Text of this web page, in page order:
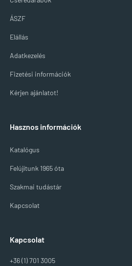
ÁSZF
Elállás
Adatkezelés
Fizetési információk
Kérjen ajánlatot!
Hasznos információk
Katalógus
Felújítunk 1965 óta
Szakmai tudástár
Kapcsolat
Kapcsolat
+36 (1) 701 3005